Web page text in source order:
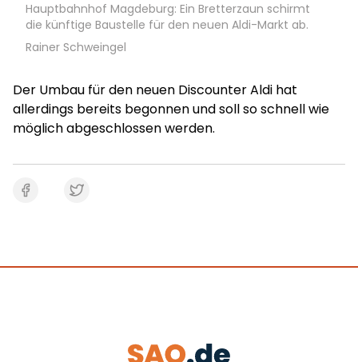
Hauptbahnhof Magdeburg: Ein Bretterzaun schirmt
die künftige Baustelle für den neuen Aldi-Markt ab.
Rainer Schweingel
Der Umbau für den neuen Discounter Aldi hat
allerdings bereits begonnen und soll so schnell wie
möglich abgeschlossen werden.